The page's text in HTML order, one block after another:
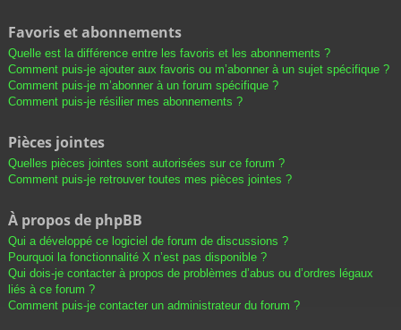
Favoris et abonnements
Quelle est la différence entre les favoris et les abonnements ?
Comment puis-je ajouter aux favoris ou m’abonner à un sujet spécifique ?
Comment puis-je m’abonner à un forum spécifique ?
Comment puis-je résilier mes abonnements ?
Pièces jointes
Quelles pièces jointes sont autorisées sur ce forum ?
Comment puis-je retrouver toutes mes pièces jointes ?
À propos de phpBB
Qui a développé ce logiciel de forum de discussions ?
Pourquoi la fonctionnalité X n’est pas disponible ?
Qui dois-je contacter à propos de problèmes d’abus ou d’ordres légaux
liés à ce forum ?
Comment puis-je contacter un administrateur du forum ?